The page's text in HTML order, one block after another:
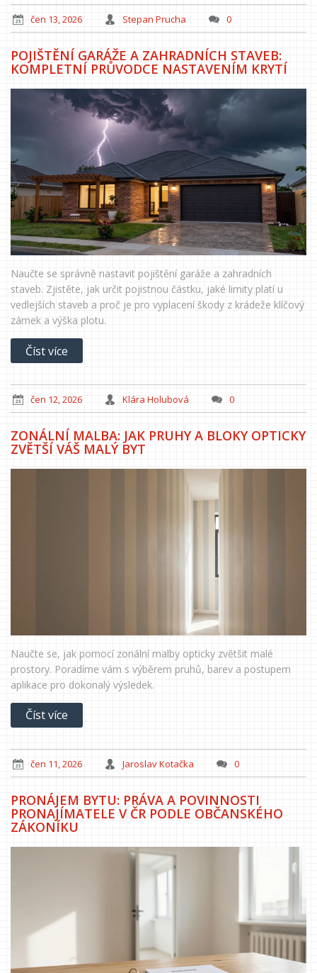
čen 13, 2026 Stepan Prucha 0
POJIŠTĚNÍ GARÁŽE A ZAHRADNÍCH STAVEB:
KOMPLETNÍ PRŮVODCE NASTAVENÍM KRYTÍ
Naučte se správně nastavit pojištění garáže a zahradních
staveb. Zjistěte, jak určit pojistnou částku, jaké limity platí u
vedlejších staveb a proč je pro vyplacení škody z krádeže klíčový
zámek a výška plotu.
Číst více
čen 12, 2026 Klára Holubová 0
ZONÁLNÍ MALBA: JAK PRUHY A BLOKY OPTICKY
ZVĚTŠÍ VÁŠ MALÝ BYT
Naučte se, jak pomocí zonální malby opticky zvětšit malé
prostory. Poradíme vám s výběrem pruhů, barev a postupem
aplikace pro dokonalý výsledek.
Číst více
čen 11, 2026 Jaroslav Kotačka 0
PRONÁJEM BYTU: PRÁVA A POVINNOSTI
PRONAJÍMATELE V ČR PODLE OBČANSKÉHO
ZÁKONÍKU